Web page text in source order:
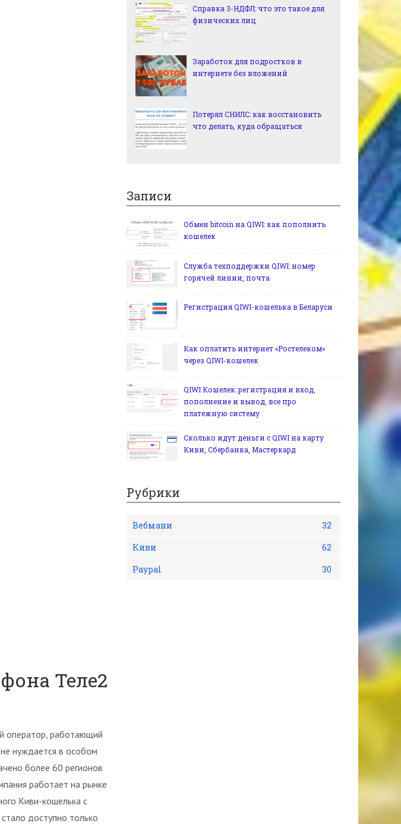
Теле2
оператор, работающий
нуждается в особом
более 60 регионов
работает на рынке
Киви-кошелька с
доступно только
Справка 3-НДФЛ: что это такое для
физических лиц
Заработок для подростков в
интернете без вложений
Потерял СНИЛС: как восстановить
что делать, куда обращаться
Записи
Обмен bitcoin на QIWI: как пополнить
кошелек
Служба техподдержки QIWI: номер
горячей линии, почта
Регистрация QIWI-кошелька в Беларуси
Как оплатить интернет «Ростелеком»
через QIWI-кошелек
QIWI Кошелек: регистрация и вход,
пополнение и вывод, все про
платежную систему
Сколько идут деньги с QIWI на карту
Киви, Сбербанка, Мастеркард
Рубрики
Вебмани
32
Киви
62
Рaypal
30